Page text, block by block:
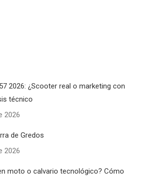
2026: ¿Scooter real o marketing con
técnico
2026
de Gredos
2026
moto o calvario tecnológico? Cómo